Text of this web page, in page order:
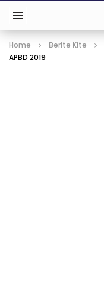
Home Berite Kite
APBD 2019